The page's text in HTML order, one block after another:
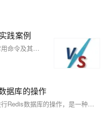
践案例
本文详细介绍了Redis的数据结构、常用命令及其Java客户端的使用，涵盖String、Hash、List、Set、SortedSet等数据类型及操作，同时提供了Jedis和Spring Boot Data Redis的实战示例，帮助开发者快速掌握Redis在实际项目中的应用。
据库的操作
总的来说，使用Jedis在Java环境下进行Redis数据库的操作，是一种简单而高效的方法。只需要几行代码，就可以实现复杂的数据操作。同时，Jedis的API设计得非常直观，即使是初学者，也可以快速上手。